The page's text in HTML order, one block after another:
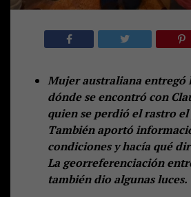
Mujer australiana entregó
dónde se encontró con
quien se perdió el rastro
También aportó
condiciones y hacía qué
La georreferenciación
también dio algunas luces.